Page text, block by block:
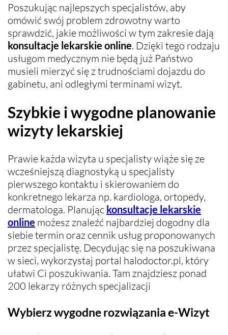
Poszukując najlepszych specjalistów, aby
omówić swój problem zdrowotny warto
sprawdzić, jakie możliwości w tym zakresie dają
konsultacje lekarskie online. Dzięki tego rodzaju
usługom medycznym nie będą już Państwo
musieli mierzyć się z trudnościami dojazdu do
gabinetu, ani odległymi terminami wizyt.
Szybkie i wygodne planowanie
wizyty lekarskiej
Prawie każda wizyta u specjalisty wiąże się ze
wcześniejszą diagnostyką u specjalisty
pierwszego kontaktu i skierowaniem do
konkretnego lekarza np. kardiologa, ortopedy,
dermatologa. Planując konsultacje lekarskie
online możesz znaleźć najbardziej dogodny dla
siebie termin oraz cennik usług proponowanych
przez specjalistę. Decydując się na poszukiwana
w sieci, wykorzystaj portal halodoctor.pl, który
ułatwi Ci poszukiwania. Tam znajdziesz ponad
200 lekarzy różnych specjalizacji
Wybierz wygodne rozwiązania e-Wizyt